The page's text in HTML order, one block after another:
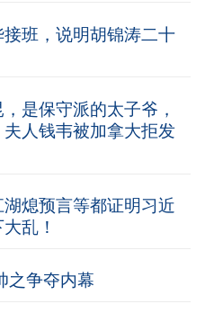
班，说明胡锦涛二十
是保守派的太子爷，
人钱韦被加拿大拒发
熄预言等都证明习近
乱！
之争夺内幕